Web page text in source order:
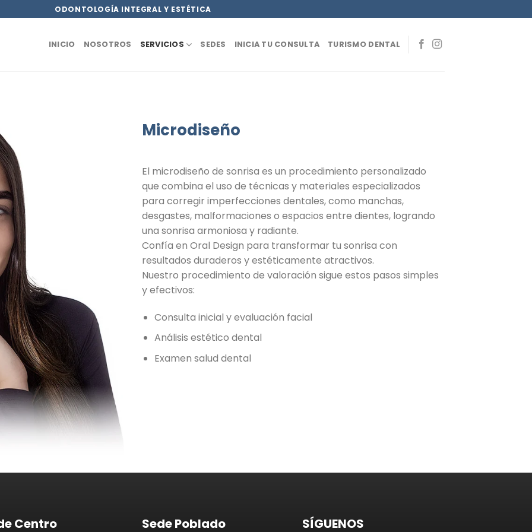
ODONTOLOGÍA INTEGRAL Y ESTÉTICA
INICIO NOSOTROS SERVICIOS SEDES INICIA TU CONSULTA TURISMO DENTAL
Microdiseño
El microdiseño de sonrisa es un procedimiento personalizado
que combina el uso de técnicas y materiales especializados
para corregir imperfecciones dentales, como manchas,
desgastes, malformaciones o espacios entre dientes, logrando
una sonrisa armoniosa y radiante.
Confía en Oral Design para transformar tu sonrisa con
resultados duraderos y estéticamente atractivos.
Nuestro procedimiento de valoración sigue estos pasos simples
y efectivos:
Consulta inicial y evaluación facial
Análisis estético dental
Examen salud dental
Centro Sede Poblado SÍGUENOS